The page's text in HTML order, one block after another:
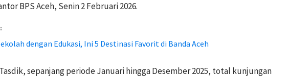
BPS Aceh, Senin 2 Februari 2026.
dengan Edukasi, Ini 5 Destinasi Favorit di Banda Aceh
sepanjang periode Januari hingga Desember 2025, total kunjungan